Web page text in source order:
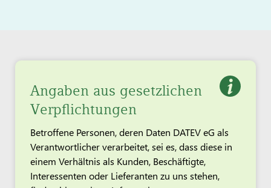
Angaben aus gesetzlichen
Verpflichtungen
Betroffene Personen, deren Daten DATEV eG als
Verantwortlicher verarbeitet, sei es, dass diese in
einem Verhältnis als Kunden, Beschäftigte,
Interessenten oder Lieferanten zu uns stehen,